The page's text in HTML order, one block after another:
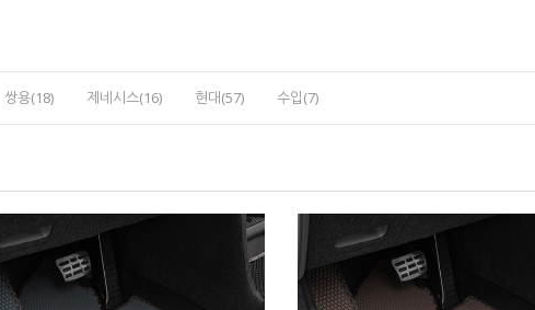
쌍용(18) 제네시스(16) 현대(57) 수입(7)